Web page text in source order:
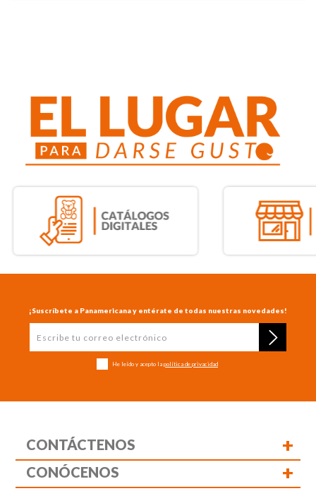
¡Suscríbete a Panamericana y entérate de todas nuestras novedades!
He leído y acepto la política de privacidad
CONTÁCTENOS +
CONÓCENOS +